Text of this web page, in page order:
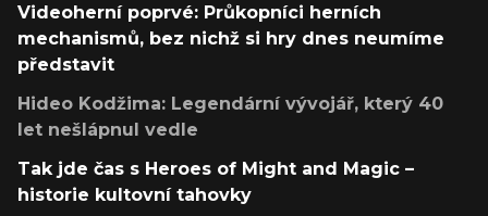
Videoherní poprvé: Průkopníci herních
mechanismů, bez nichž si hry dnes neumíme
představit
Hideo Kodžima: Legendární vývojář, který 40
let nešlápnul vedle
Tak jde čas s Heroes of Might and Magic –
historie kultovní tahovky